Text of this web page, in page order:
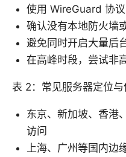
使用 WireGuard 协
确认没有本地防火墙
避免同时开启大量后
在高峰时段，尝试非
表 2：常见服务器定位
东京、新加坡、香港
访问
上海、广州等国内边